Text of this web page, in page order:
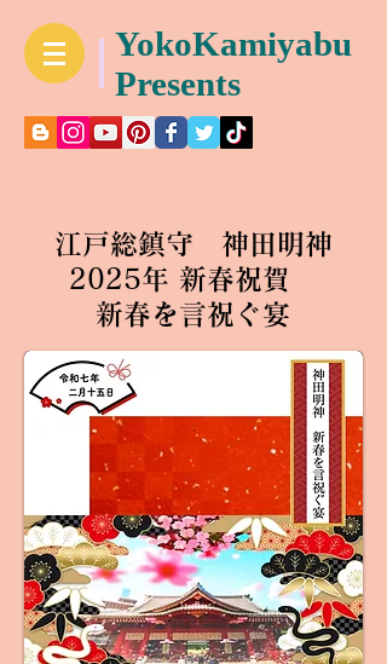
YokoKamiyabu
Presents
江戸総鎮守 神田明神
2025年 新春祝賀
新春を言祝ぐ宴